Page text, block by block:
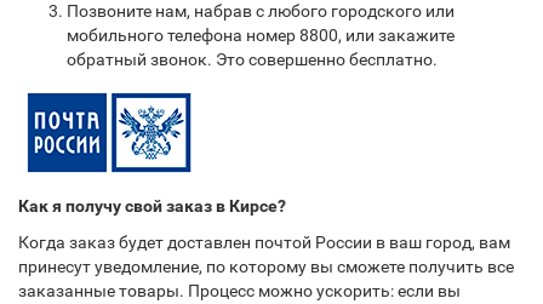
Позвоните нам, набрав с любого городского или
мобильного телефона номер 8800, или закажите
обратный звонок. Это совершенно бесплатно.
Как я получу свой заказ в Кирсе?
Когда заказ будет доставлен почтой России в ваш город, вам
принесут уведомление, по которому вы сможете получить все
заказанные товары. Процесс можно ускорить: если вы